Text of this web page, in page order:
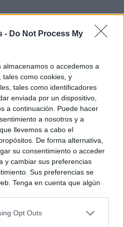
- Do Not Process My
o accedemos a
tales como cookies, y
tales como identificadores
enviada por un dispositivo,
a continuación. Puede hacer
a nosotros y a
llevemos a cabo el
De forma alternativa,
su consentimiento o acceder
y cambiar sus preferencias
Sus preferencias se
Tenga en cuenta que algún
Puede cambiar sus preferencias
Opt Outs
la vieja escuela ¡Cómo los